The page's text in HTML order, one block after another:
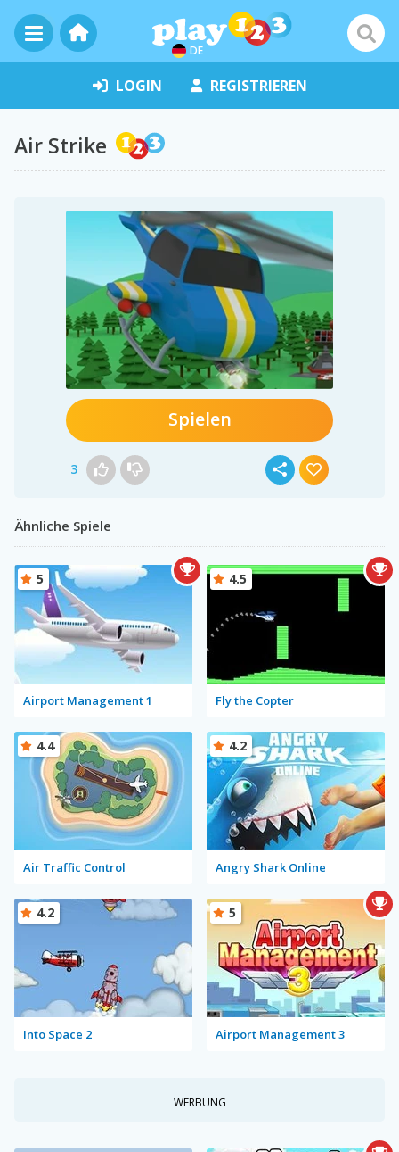
DE
LOGIN REGISTRIEREN
Air Strike
Spielen
3
Ähnliche Spiele
Airport Management 1
5
Fly the Copter
4.5
Air Traffic Control
4.4
Angry Shark Online
4.2
Into Space 2
4.2
Airport Management 3
5
WERBUNG